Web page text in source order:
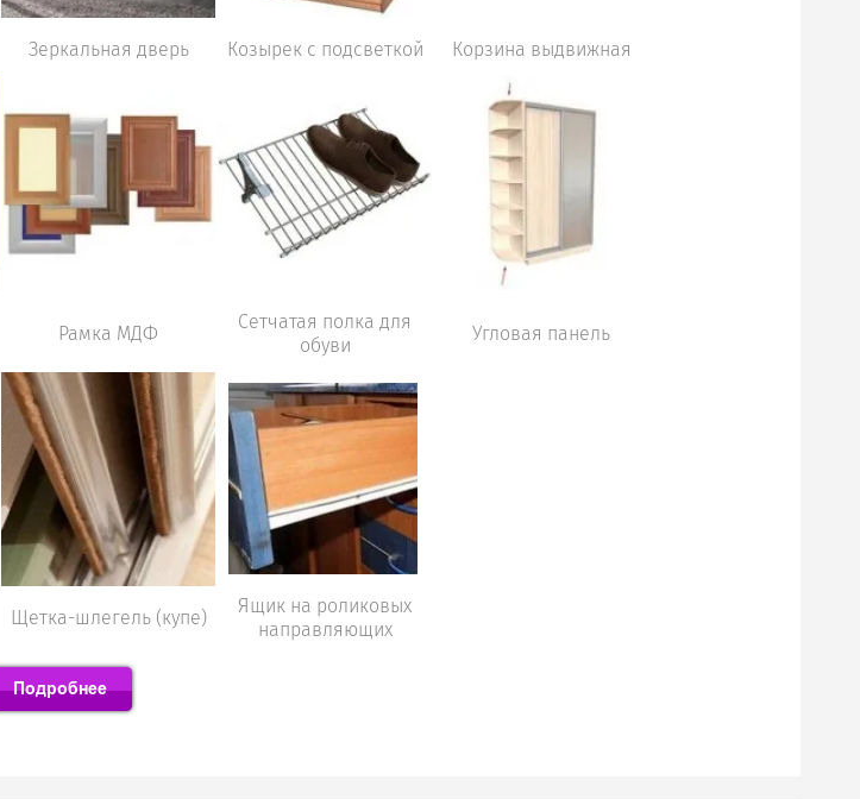
Зеркальная дверь Козырек с подсветкой Корзина выдвижная
Рамка МДФ
Сетчатая полка для
обуви
Угловая панель
Щетка-шлегель (купе)
Ящик на роликовых
направляющих